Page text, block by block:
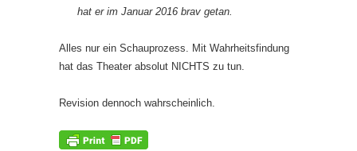
hat er im Januar 2016 brav getan.
Alles nur ein Schauprozess. Mit Wahrheitsfindung
hat das Theater absolut NICHTS zu tun.
Revision dennoch wahrscheinlich.